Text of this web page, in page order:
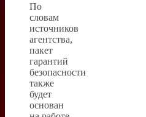
По
словам
источников
агентства,
пакет
гарантий
безопасности
также
будет
основан